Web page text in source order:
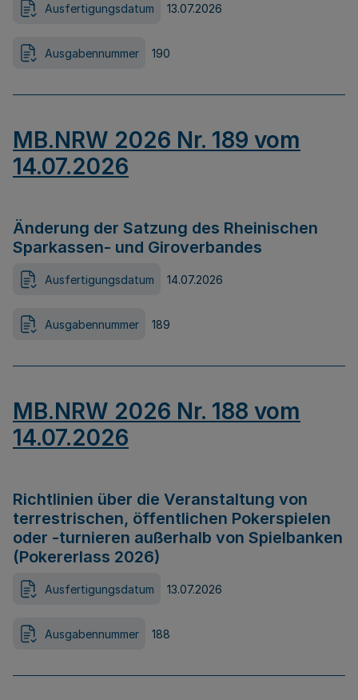
Ausfertigungsdatum 13.07.2026
Ausgabennummer 190
MB.NRW 2026 Nr. 189 vom
14.07.2026
Änderung der Satzung des Rheinischen
Sparkassen- und Giroverbandes
Ausfertigungsdatum 14.07.2026
Ausgabennummer 189
MB.NRW 2026 Nr. 188 vom
14.07.2026
Richtlinien über die Veranstaltung von
terrestrischen, öffentlichen Pokerspielen
oder -turnieren außerhalb von Spielbanken
(Pokererlass 2026)
Ausfertigungsdatum 13.07.2026
Ausgabennummer 188